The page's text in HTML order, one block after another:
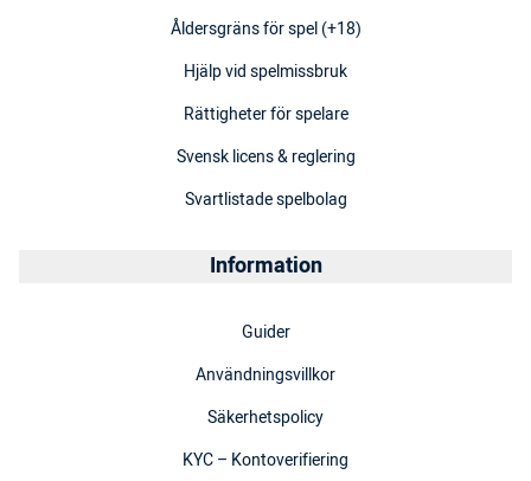
Åldersgräns för spel (+18)
Hjälp vid spelmissbruk
Rättigheter för spelare
Svensk licens & reglering
Svartlistade spelbolag
Information
Guider
Användningsvillkor
Säkerhetspolicy
KYC – Kontoverifiering